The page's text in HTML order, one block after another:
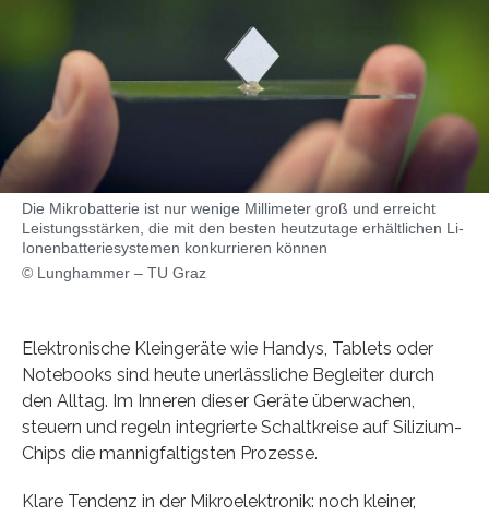
Die Mikrobatterie ist nur wenige Millimeter groß und erreicht
Leistungsstärken, die mit den besten heutzutage erhältlichen Li-
Ionenbatteriesystemen konkurrieren können
© Lunghammer – TU Graz
Elektronische Kleingeräte wie Handys, Tablets oder
Notebooks sind heute unerlässliche Begleiter durch
den Alltag. Im Inneren dieser Geräte überwachen,
steuern und regeln integrierte Schaltkreise auf Silizium-
Chips die mannigfaltigsten Prozesse.
Klare Tendenz in der Mikroelektronik: noch kleiner,